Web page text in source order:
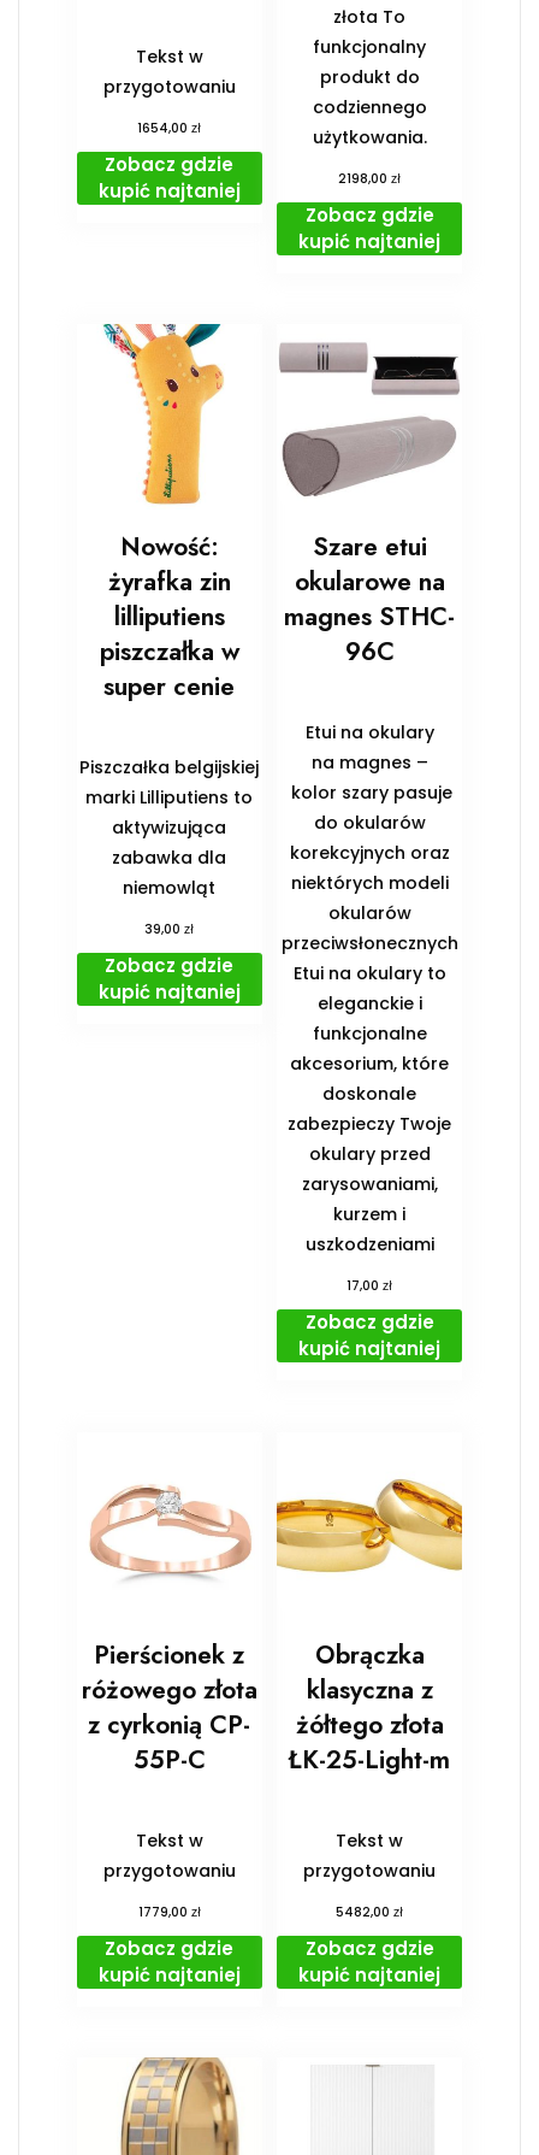
Tekst w
przygotowaniu
1654,00zł
Zobacz gdzie
kupić najtaniej
złota To
funkcjonalny
produkt do
codziennego
użytkowania.
2198,00zł
Zobacz gdzie
kupić najtaniej
Nowość:
żyrafka zin
lilliputiens
piszczałka w
super cenie
Piszczałka belgijskiej
marki Lilliputiens to
aktywizująca
zabawka dla
niemowląt
39,00zł
Zobacz gdzie
kupić najtaniej
Szare etui
okularowe na
magnes STHC-
96C
Etui na okulary
na magnes –
kolor szary pasuje
do okularów
korekcyjnych oraz
niektórych modeli
okularów
przeciwsłonecznych
Etui na okulary to
eleganckie i
funkcjonalne
akcesorium, które
doskonale
zabezpieczy Twoje
okulary przed
zarysowaniami,
kurzem i
uszkodzeniami
17,00zł
Zobacz gdzie
kupić najtaniej
Pierścionek z
różowego złota
z cyrkonią CP-
55P-C
Tekst w
przygotowaniu
1779,00 zł
Zobacz gdzie
kupić najtaniej
Obrączka
klasyczna z
żółtego złota
ŁK-25-Light-m
Tekst w
przygotowaniu
5482,00zł
Zobacz gdzie
kupić najtaniej